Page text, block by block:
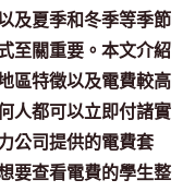
及夏季和冬季等季節
至關重要。本文介紹
區特徵以及電費較高
人都可以立即付諸實
公司提供的電費套
要查看電費的學生整